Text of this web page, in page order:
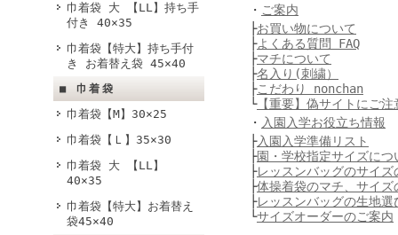
巾着袋 大 【LL】持ち手
付き 40×35
巾着袋【特大】持ち手付
き お着替え袋 45×40
■ 巾着袋
巾着袋【M】30×25
巾着袋【Ｌ】35×30
巾着袋 大 【LL】
40×35
巾着袋【特大】お着替え
袋45×40
・ ご案内
├お買い物について
├よくある質問 FAQ
├マチについて
├名入り(刺繍）
├こだわり nonchan
└【重要】偽サイトにご注
・ 入園入学お役立ち情報
├入園入学準備リスト
├園・学校指定サイズにつ
├レッスンバッグのサイズ
├体操着袋のマチ、サイズ
├レッスンバッグの生地選
└サイズオーダーのご案内